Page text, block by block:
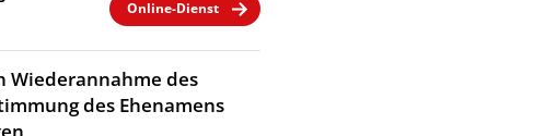
Online-Dienst
Wiederannahme des
des Ehenamens